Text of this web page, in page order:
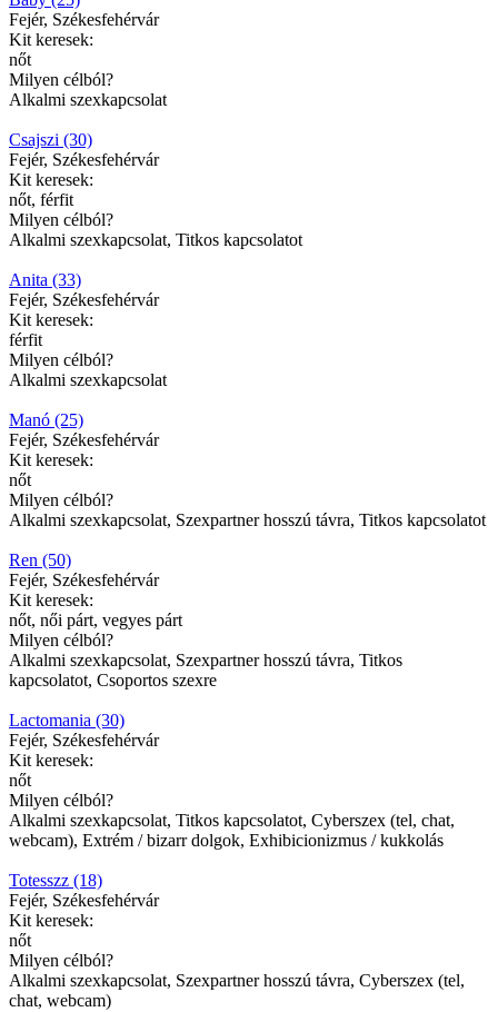
Fejér, Székesfehérvár
Kit keresek:
nőt
Milyen célból?
Alkalmi szexkapcsolat
Csajszi (30)
Fejér, Székesfehérvár
Kit keresek:
nőt, férfit
Milyen célból?
Alkalmi szexkapcsolat, Titkos kapcsolatot
Anita (33)
Fejér, Székesfehérvár
Kit keresek:
férfit
Milyen célból?
Alkalmi szexkapcsolat
Manó (25)
Fejér, Székesfehérvár
Kit keresek:
nőt
Milyen célból?
Alkalmi szexkapcsolat, Szexpartner hosszú távra, Titkos kapcsolatot
Ren (50)
Fejér, Székesfehérvár
Kit keresek:
nőt, női párt, vegyes párt
Milyen célból?
Alkalmi szexkapcsolat, Szexpartner hosszú távra, Titkos
kapcsolatot, Csoportos szexre
Lactomania (30)
Fejér, Székesfehérvár
Kit keresek:
nőt
Milyen célból?
Alkalmi szexkapcsolat, Titkos kapcsolatot, Cyberszex (tel, chat,
webcam), Extrém / bizarr dolgok, Exhibicionizmus / kukkolás
Totesszz (18)
Fejér, Székesfehérvár
Kit keresek:
nőt
Milyen célból?
Alkalmi szexkapcsolat, Szexpartner hosszú távra, Cyberszex (tel,
chat, webcam)